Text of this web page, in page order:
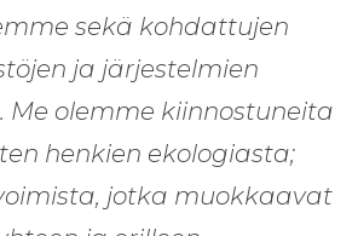
sekä kohdattujen
ja järjestelmien
Me olemme kiinnostuneita
henkien ekologiasta;
jotka muokkaavat